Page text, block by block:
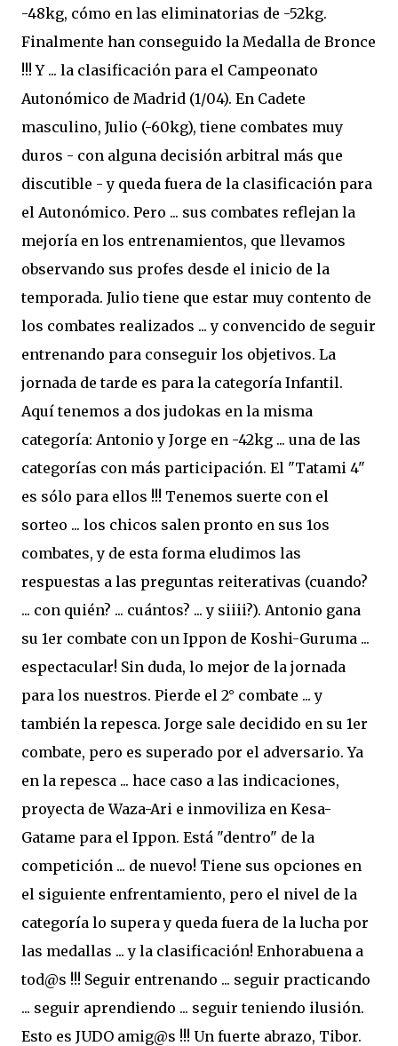
-48kg, cómo en las eliminatorias de -52kg.
Finalmente han conseguido la Medalla de Bronce
!!! Y ... la clasificación para el Campeonato
Autonómico de Madrid (1/04). En Cadete
masculino, Julio (-60kg), tiene combates muy
duros - con alguna decisión arbitral más que
discutible - y queda fuera de la clasificación para
el Autonómico. Pero ... sus combates reflejan la
mejoría en los entrenamientos, que llevamos
observando sus profes desde el inicio de la
temporada. Julio tiene que estar muy contento de
los combates realizados ... y convencido de seguir
entrenando para conseguir los objetivos. La
jornada de tarde es para la categoría Infantil.
Aquí tenemos a dos judokas en la misma
categoría: Antonio y Jorge en -42kg ... una de las
categorías con más participación. El "Tatami 4"
es sólo para ellos !!! Tenemos suerte con el
sorteo ... los chicos salen pronto en sus 1os
combates, y de esta forma eludimos las
respuestas a las preguntas reiterativas (cuando?
... con quién? ... cuántos? ... y siiii?). Antonio gana
su 1er combate con un Ippon de Koshi-Guruma ...
espectacular! Sin duda, lo mejor de la jornada
para los nuestros. Pierde el 2° combate ... y
también la repesca. Jorge sale decidido en su 1er
combate, pero es superado por el adversario. Ya
en la repesca ... hace caso a las indicaciones,
proyecta de Waza-Ari e inmoviliza en Kesa-
Gatame para el Ippon. Está "dentro" de la
competición ... de nuevo! Tiene sus opciones en
el siguiente enfrentamiento, pero el nivel de la
categoría lo supera y queda fuera de la lucha por
las medallas ... y la clasificación! Enhorabuena a
tod@s !!! Seguir entrenando ... seguir practicando
... seguir aprendiendo ... seguir teniendo ilusión.
Esto es JUDO amig@s !!! Un fuerte abrazo, Tibor.